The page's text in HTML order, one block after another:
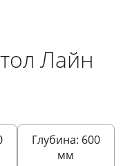
Лайн
Глубина: 600
мм